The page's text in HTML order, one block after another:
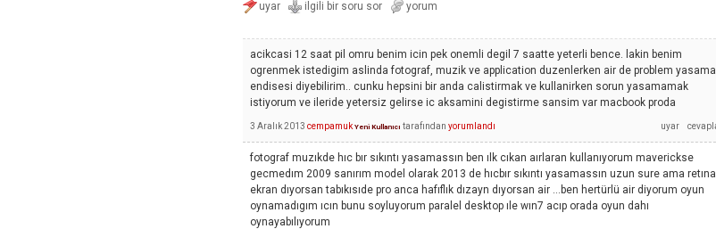
acikcasi 12 saat pil omru benim icin pek onemli degil 7 saatte yeterli bence. lakin benim
ogrenmek istedigim aslinda fotograf, muzik ve application duzenlerken air de problem yasama
endisesi diyebilirim.. cunku hepsini bir anda calistirmak ve kullanirken sorun yasamamak
istiyorum ve ileride yetersiz gelirse ic aksamini degistirme sansim var macbook proda
3 Aralık 2013 cempamuk Yeni Kullanıcı tarafından yorumlandı
fotograf muzıkde hıc bır sıkıntı yasamassın ben ılk cıkan aırlaran kullanıyorum maverickse
gecmedım 2009 sanırım model olarak 2013 de hıcbır sıkıntı yasamassın uzun sure ama retına
ekran dıyorsan tabıkısıde pro anca hafıflık dızayn dıyorsan air …ben hertürlü air diyorum oyun
oynamadıgım ıcın bunu soyluyorum paralel desktop ıle wın7 acıp orada oyun dahı
oynayabılıyorum